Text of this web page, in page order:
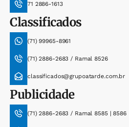
71 2886-1613
Classificados
(71) 99965-8961
(71) 2886-2683 / Ramal 8526
classificados@grupoatarde.com.br
Publicidade
(71) 2886-2683 / Ramal 8585 | 8586